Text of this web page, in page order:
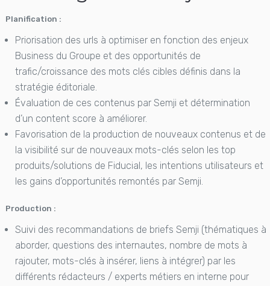
Planification :
Priorisation des urls à optimiser en fonction des enjeux
Business du Groupe et des opportunités de
trafic/croissance des mots clés cibles définis dans la
stratégie éditoriale.
Évaluation de ces contenus par Semji et détermination
d’un content score à améliorer.
Favorisation de la production de nouveaux contenus et de
la visibilité sur de nouveaux mots-clés selon les top
produits/solutions de Fiducial, les intentions utilisateurs et
les gains d’opportunités remontés par Semji.
Production :
Suivi des recommandations de briefs Semji (thématiques à
aborder, questions des internautes, nombre de mots à
rajouter, mots-clés à insérer, liens à intégrer) par les
différents rédacteurs / experts métiers en interne pour